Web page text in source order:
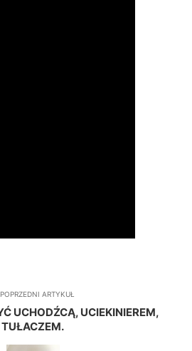
ARTYKUŁ
UCHODŹCĄ, UCIEKINIEREM,
TUŁACZEM.